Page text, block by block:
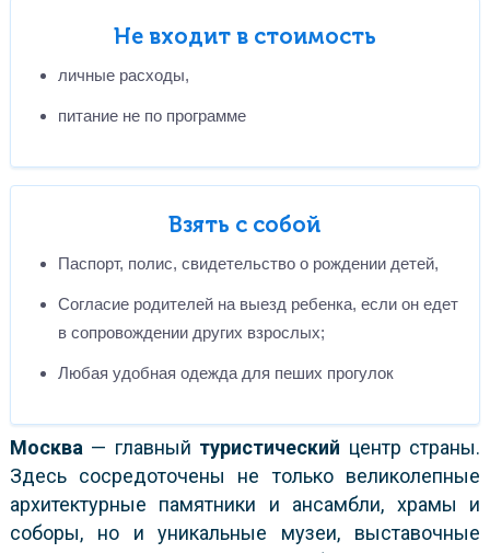
Не входит в стоимость
личные расходы,
питание не по программе
Взять с собой
Паспорт, полис, свидетельство о рождении детей,
Согласие родителей на выезд ребенка, если он едет
в сопровождении других взрослых;
Любая удобная одежда для пеших прогулок
Москва — главный туристический центр страны.
Здесь сосредоточены не только великолепные
архитектурные памятники и ансамбли, храмы и
соборы, но и уникальные музеи, выставочные